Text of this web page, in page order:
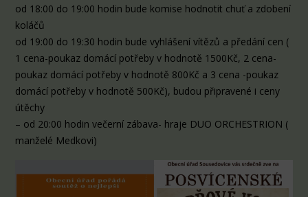
od 18:00 do 19:00 hodin bude komise hodnotit chuť a zdobení
koláčů
od 19:00 do 19:30 hodin bude vyhlášení vítězů a předání cen (
1 cena-poukaz domácí potřeby v hodnotě 1500Kč, 2 cena-
poukaz domácí potřeby v hodnotě 800Kč a 3 cena -poukaz
domácí potřeby v hodnotě 500Kč), budou připravené i ceny
útěchy
– od 20:00 hodin večerní zábava- hraje DUO ORCHESTRION (
manželé Medkovi)